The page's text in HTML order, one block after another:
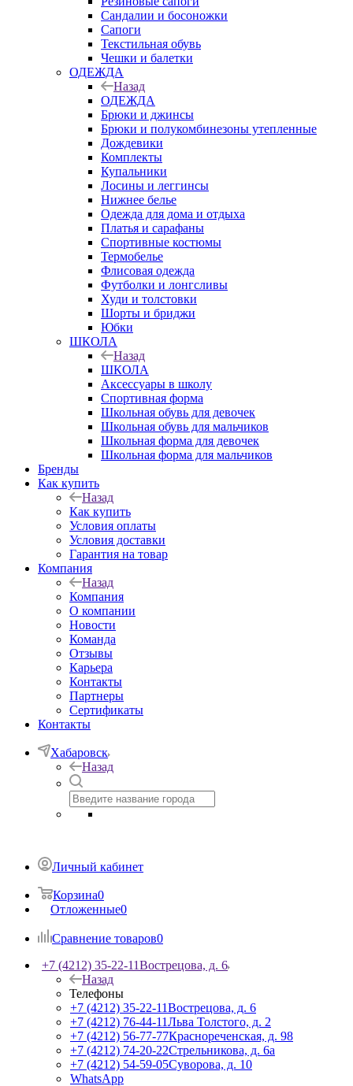
Сандалии и босоножки
Сапоги
Текстильная обувь
Чешки и балетки
ОДЕЖДА
Назад
ОДЕЖДА
Брюки и джинсы
Брюки и полукомбинезоны утепленные
Дождевики
Комплекты
Купальники
Лосины и леггинсы
Нижнее белье
Одежда для дома и отдыха
Платья и сарафаны
Спортивные костюмы
Термобелье
Флисовая одежда
Футболки и лонгсливы
Худи и толстовки
Шорты и бриджи
Юбки
ШКОЛА
Назад
ШКОЛА
Аксессуары в школу
Спортивная форма
Школьная обувь для девочек
Школьная обувь для мальчиков
Школьная форма для девочек
Школьная форма для мальчиков
Бренды
Как купить
Назад
Как купить
Условия оплаты
Условия доставки
Гарантия на товар
Компания
Назад
Компания
О компании
Новости
Команда
Отзывы
Карьера
Контакты
Партнеры
Сертификаты
Контакты
Хабаровск
Назад
Личный кабинет
Корзина0
Отложенные0
Сравнение товаров0
+7 (4212) 35-22-11Вострецова, д. 6
Назад
Телефоны
+7 (4212) 35-22-11Вострецова, д. 6
+7 (4212) 76-44-11Льва Толстого, д. 2
+7 (4212) 56-77-77Краснореченская, д. 98
+7 (4212) 74-20-22Стрельникова, д. 6а
+7 (4212) 54-59-05Суворова, д. 10
WhatsApp